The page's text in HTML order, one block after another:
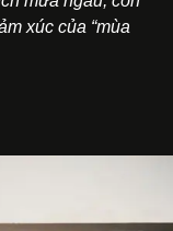
xúc của “mùa